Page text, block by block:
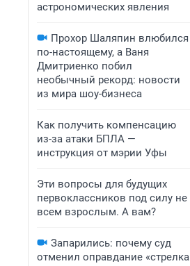
астрономических явления
Прохор Шаляпин влюбился
по-настоящему, а Ваня
Дмитриенко побил
необычный рекорд: новости
из мира шоу-бизнеса
Как получить компенсацию
из-за атаки БПЛА —
инструкция от мэрии Уфы
Эти вопросы для будущих
первоклассников под силу не
всем взрослым. А вам?
Запарились: почему суд
отменил оправдание «стрелка